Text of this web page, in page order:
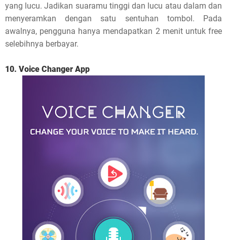
yang lucu. Jadikan suaramu tinggi dan lucu atau dalam dan
menyeramkan dengan satu sentuhan tombol. Pada
awalnya, pengguna hanya mendapatkan 2 menit untuk free
selebihnya berbayar.
10. Voice Changer App